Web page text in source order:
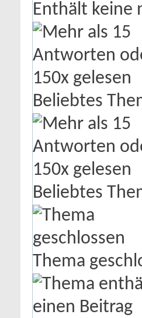
Enthält keine
Beliebtes
Beliebtes
Thema